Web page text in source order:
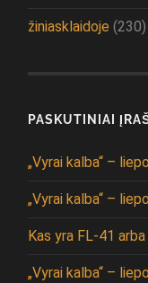
žiniasklaidoje (230)
PASKUTINIAI
„Vyrai kalba“ –
„Vyrai kalba“ –
Kas yra FL-41
„Vyrai kalba“ –